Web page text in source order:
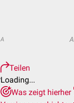
A A
Teilen
Loading...
Was zeigt hierher